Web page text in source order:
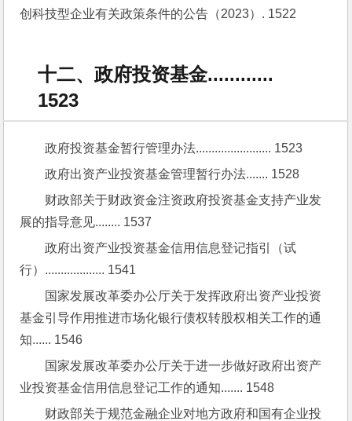
创科技型企业有关政策条件的公告（2023）. 1522
十二、政府投资基金............
1523
政府投资基金暂行管理办法........................ 1523
政府出资产业投资基金管理暂行办法....... 1528
财政部关于财政资金注资政府投资基金支持产业发
展的指导意见........ 1537
政府出资产业投资基金信用信息登记指引（试
行）................... 1541
国家发展改革委办公厅关于发挥政府出资产业投资
基金引导作用推进市场化银行债权转股权相关工作的通
知...... 1546
国家发展改革委办公厅关于进一步做好政府出资产
业投资基金信用信息登记工作的通知....... 1548
财政部关于规范金融企业对地方政府和国有企业投